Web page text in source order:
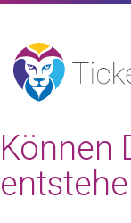
Können